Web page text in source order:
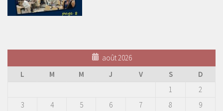
août 2026
L
M M J V S
D
1
2
3
4 5 6 7 8
9